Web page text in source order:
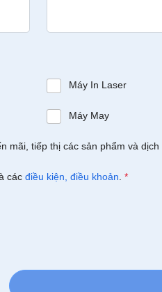
Máy In Laser
Máy May
mãi, tiếp thị các sản phẩm và
các điều kiện, điều khoản *